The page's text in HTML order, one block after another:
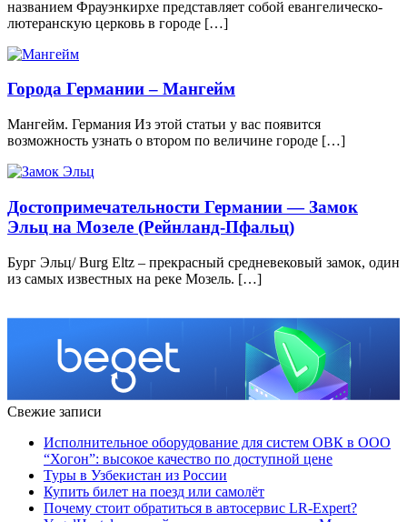
названием Фрауэнкирхе представляет собой евангелическо-
лютеранскую церковь в городе […]
Города Германии – Мангейм
Мангейм. Германия Из этой статьи у вас появится
возможность узнать о втором по величине городе […]
Достопримечательности Германии — Замок
Эльц на Мозеле (Рейнланд-Пфальц)
Бург Эльц/ Burg Eltz – прекрасный средневековый замок, один
из самых известных на реке Мозель. […]
Свежие записи
Исполнительное оборудование для систем ОВК в ООО
“Хогон”: высокое качество по доступной цене
Туры в Узбекистан из России
Купить билет на поезд или самолёт
Почему стоит обратиться в автосервис LR-Expert?